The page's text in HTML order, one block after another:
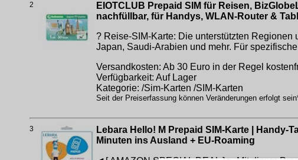
2
EIOTCLUB Prepaid SIM für Reisen,
nachfüllbar, für Handys, WLAN-Router &
? Reise-SIM-Karte: Die unterstützten
Japan, Saudi-Arabien und mehr. Für
Versandkosten: Ab 30 Euro in der Regel
Verfügbarkeit: Auf Lager
Kategorie: /Sim-Karten /SIM-Karten
Seit der Preiserfassung können Veränderungen erfolgt
3
Lebara Hello! M Prepaid SIM-Karte | Handy-
Minuten ins Ausland + EU-Roaming